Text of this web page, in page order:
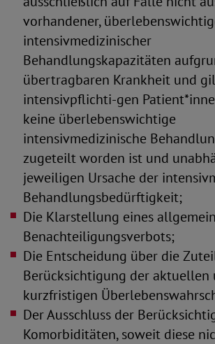
vorhandener,
intensivmedizinischer
Behandlungskapazitäten
übertragbaren Krankheit und
intensivpflichti-gen
keine überlebenswichtige
intensivmedizinische
zugeteilt worden ist und
jeweiligen Ursache der
Behandlungsbedürftigkeit;
Die Klarstellung eines
Benachteiligungsverbots;
Die Entscheidung über die
Berücksichtigung der aktuellen
kurzfristigen
Der Ausschluss der
Komorbiditäten, soweit diese